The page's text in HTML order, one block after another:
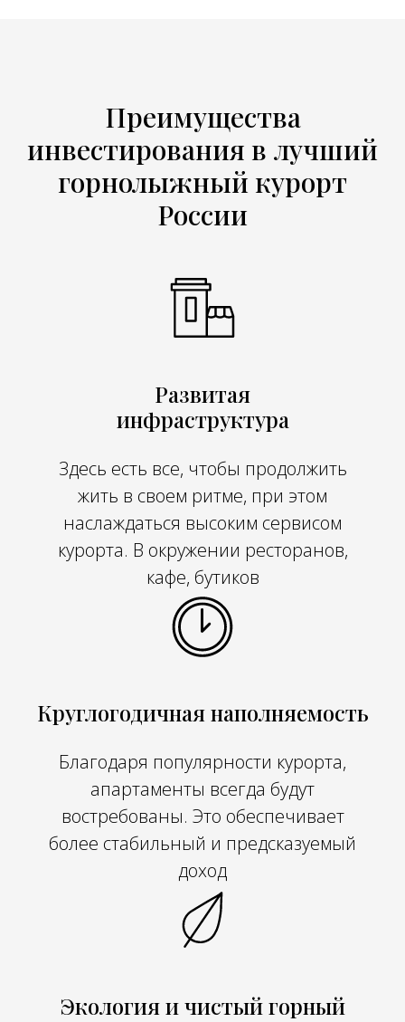
Преимущества
инвестирования в лучший
горнолыжный курорт
России
Развитая
инфраструктура
Здесь есть все, чтобы продолжить
жить в своем ритме, при этом
наслаждаться высоким сервисом
курорта. В окружении ресторанов,
кафе, бутиков
Круглогодичная наполняемость
Благодаря популярности курорта,
апартаменты всегда будут
востребованы. Это обеспечивает
более стабильный и предсказуемый
доход
Экология и чистый горный